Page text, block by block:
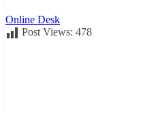
Online Desk
Post Views: 478